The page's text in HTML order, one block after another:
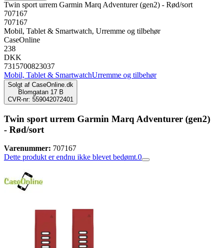
Twin sport urrem Garmin Marq Adventurer (gen2) - Rød/sort
707167
707167
Mobil, Tablet & Smartwatch, Urremme og tilbehør
CaseOnline
238
DKK
7315700823037
Mobil, Tablet & SmartwatchUrremme og tilbehør
Solgt af CaseOnline.dk
Blomgatan 17 B
CVR-nr: 559042072401
Twin sport urrem Garmin Marq Adventurer (gen2)
- Rød/sort
Varenummer: 707167
Dette produkt er endnu ikke blevet bedømt.0